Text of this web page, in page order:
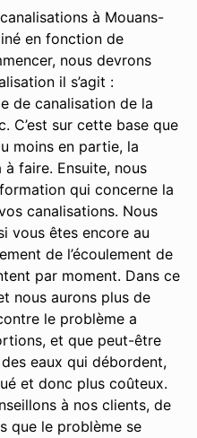
à Mouans-
en fonction de
nous devrons
il s’agit :
de canalisation de la
C’est sur cette base que
moins en partie, la
faire. Ensuite, nous
qui concerne la
canalisations. Nous
vous êtes encore au
de l’écoulement de
par moment. Dans ce
nous aurons plus de
le problème a
et que peut-être
eaux qui débordent,
et donc plus coûteux.
à nos clients, de
que le problème se